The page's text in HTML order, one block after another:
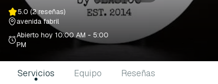
5.0 (2 reseñas)
avenida fabril
Abierto hoy 10:00 AM - 5:00
PM
Servicios Equipo Reseñas